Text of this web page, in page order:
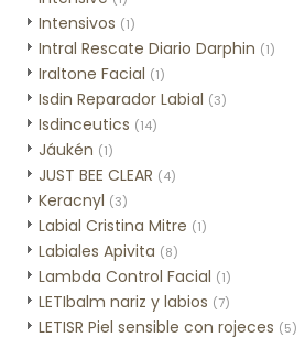
Intensivos (1)
Intral Rescate Diario Darphin (1)
Iraltone Facial (1)
Isdin Reparador Labial (3)
Isdinceutics (14)
Jáukén (1)
JUST BEE CLEAR (4)
Keracnyl (3)
Labial Cristina Mitre (1)
Labiales Apivita (8)
Lambda Control Facial (1)
LETIbalm nariz y labios (7)
LETISR Piel sensible con rojeces (5)